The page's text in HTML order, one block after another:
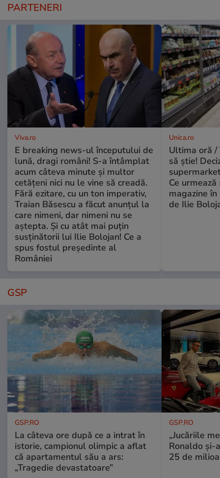
PARTENERI
Viva.ro
E breaking news-ul începutului de
lună, dragi români! S-a întâmplat
acum câteva minute și multor
cetățeni nici nu le vine să creadă.
Fără ezitare, cu un ton imperativ,
Traian Băsescu a făcut anunțul la
care nimeni, dar nimeni nu se
aștepta. Și cu atât mai puțin
susținătorii lui Ilie Bolojan! Ce a
spus fostul președinte al
României
Unica.ro
Ultima oră /
să știe!
Ce
magazine
de Ilie
GSP
GSP.RO
La câteva ore după ce a intrat în
istorie, campionul olimpic a aflat
că apartamentul său a ars:
„Tragedie devastatoare”
GSP.RO
„Jucăriile
Ronaldo și-
25 de